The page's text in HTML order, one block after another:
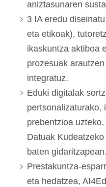
aniztasunaren
3 IA eredu
eta etikoak),
ikaskuntza aktiboa
prozesuak
integratuz.
Eduki digitalak
pertsonalizaturako,
prebentzioa
Datuak
baten gidaritzapean.
Prestakuntza-
eta hedatzea,